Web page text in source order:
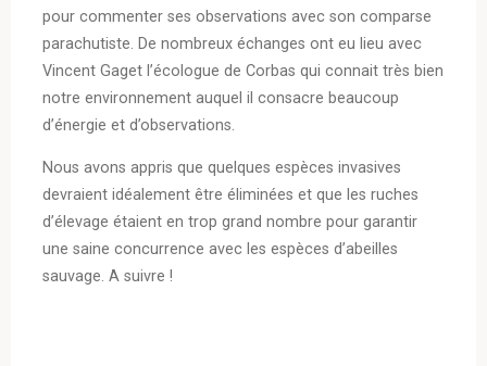
pour commenter ses observations avec son comparse
parachutiste. De nombreux échanges ont eu lieu avec
Vincent Gaget l’écologue de Corbas qui connait très bien
notre environnement auquel il consacre beaucoup
d’énergie et d’observations.
Nous avons appris que quelques espèces invasives
devraient idéalement être éliminées et que les ruches
d’élevage étaient en trop grand nombre pour garantir
une saine concurrence avec les espèces d’abeilles
sauvage. A suivre !